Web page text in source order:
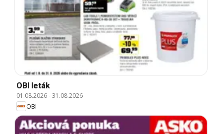
OBI leták
01.08.2026-31.08.2026
OBI